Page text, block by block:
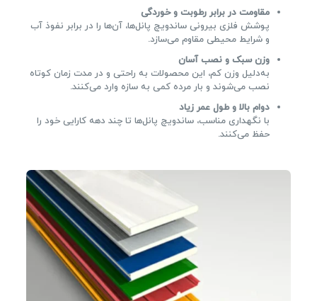
مقاومت در برابر رطوبت و خوردگی
پوشش فلزی بیرونی ساندویچ پانل‌ها، آن‌ها را در برابر نفوذ آب
و شرایط محیطی مقاوم می‌سازد.
وزن سبک و نصب آسان
به‌دلیل وزن کم، این محصولات به راحتی و در مدت زمان کوتاه
نصب می‌شوند و بار مرده کمی به سازه وارد می‌کنند.
دوام بالا و طول عمر زیاد
با نگهداری مناسب، ساندویچ پانل‌ها تا چند دهه کارایی خود را
حفظ می‌کنند.